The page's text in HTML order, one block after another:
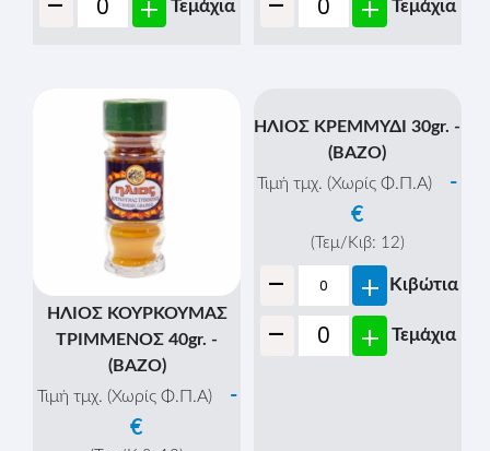
ΗΛΙΟΣ ΚΑΡΙΝΟ 50gr. -
(ΜΠΑΡΜΠΕΚΙΟΥ)
(ΦΑΚΕΛΟΣ)
Τιμή τμχ. (Χωρίς Φ.Π.Α)
€
- + Κιβώτια
- +
ΗΛΙΟΣ ΚΟΛΙΑΝΔΡΟ
(ΒΑΖΟ)
Τιμή τμχ. (Χωρίς Φ.Π.Α)
(Τεμ/Κιβ: 6)
- + Κιβώτια